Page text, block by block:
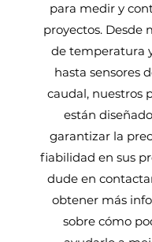
para medir y
proyectos. Desde
de temperatura
hasta sensores
caudal, nuestros
están
garantizar la
fiabilidad en sus
dude en
obtener más
sobre cómo